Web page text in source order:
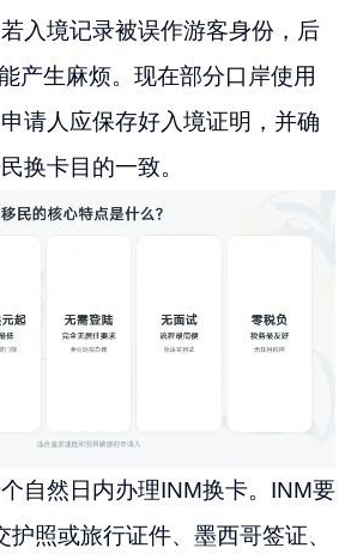
入境记录被误作游客身份，后
产生麻烦。现在部分口岸使用
请人应保存好入境证明，并确
换卡目的一致。
自然日内办理INM换卡。INM要
照或旅行证件、墨西哥签证、